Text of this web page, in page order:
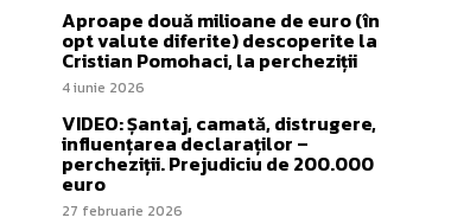
Aproape două milioane de euro (în
opt valute diferite) descoperite la
Cristian Pomohaci, la percheziții
4 iunie 2026
VIDEO: Șantaj, camată, distrugere,
influențarea declaraților –
percheziții. Prejudiciu de 200.000
euro
27 februarie 2026